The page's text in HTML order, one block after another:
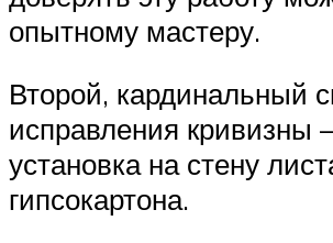
опытному мастеру.
Второй, кардинальный
исправления кривизны
установка на стену
гипсокартона.